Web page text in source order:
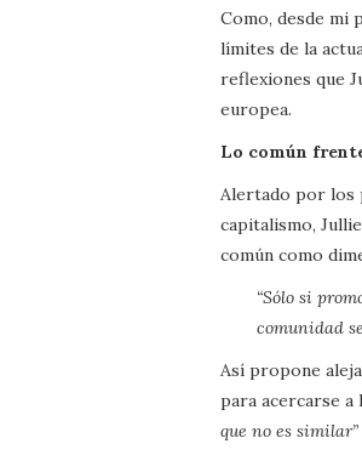
Como, desde mi
límites de la
reflexiones que
europea.
Lo común
Alertado por los
capitalismo,
común como
“Sólo si
comunidad
Así propone
para acercarse a
que no es similar”